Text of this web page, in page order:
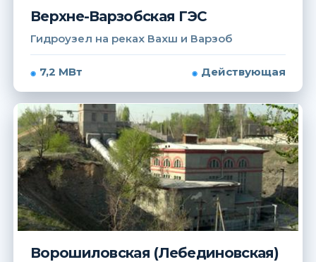
Верхне-Варзобская ГЭС
Гидроузел на реках Вахш и Варзоб
7,2 МВт Действующая
Ворошиловская (Лебединовская)